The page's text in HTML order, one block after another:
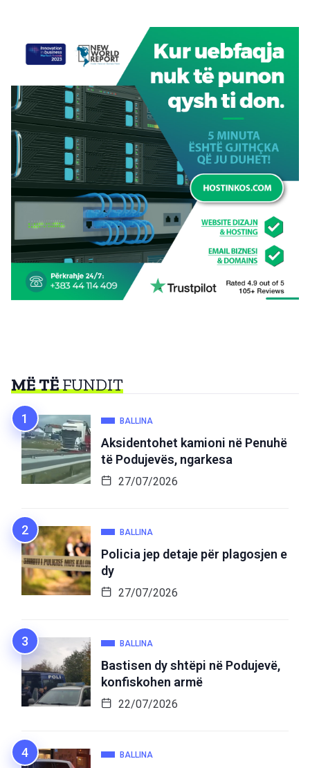
MË TËFUNDIT
BALLINA
Aksidentohet kamioni në Penuhë
të Podujevës, ngarkesa
27/07/2026
BALLINA
Policia jep detaje për plagosjen e
dy
27/07/2026
BALLINA
Bastisen dy shtëpi në Podujevë,
konfiskohen armë
22/07/2026
BALLINA